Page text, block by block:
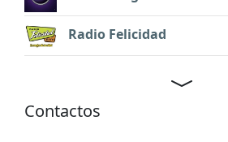
Radio Felicidad
Contactos